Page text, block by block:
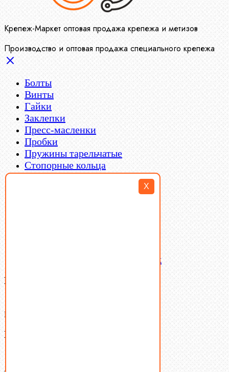
X
Крепеж-Маркет оптовая продажа крепежа и метизов
Производство и оптовая продажа специального крепежа
Болты
Винты
Гайки
Заклепки
Пресс-масленки
Пробки
Пружины тарельчатые
Стопорные кольца
Такелаж
Латунный и бронзовый крепеж
Ваша корзина
В корзине нет товаров.
Поиск